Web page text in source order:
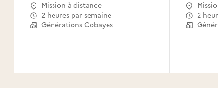
Mission à distance
2 heures par semaine
Générations Cobayes
2